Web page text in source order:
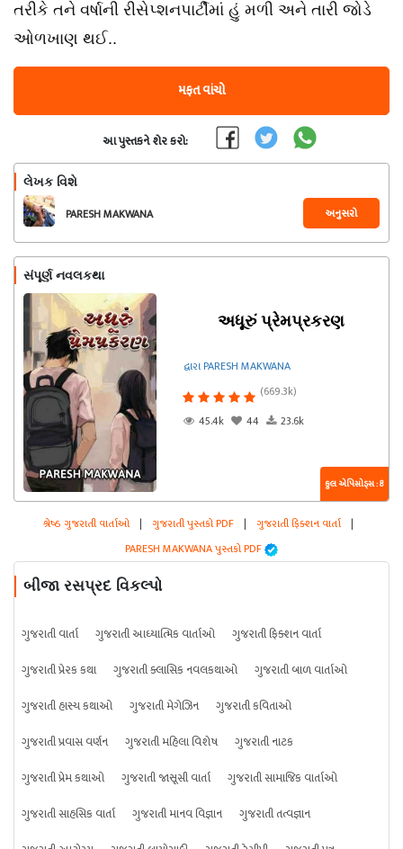
તરીકે તને વર્ષાની રીસેપ્શનપાર્ટીમાં હું મળી અને તારી જોડે
ઓળખાણ થઈ..
મફત વાંચો
આ પુસ્તકને શેર કરો:
લેખક વિશે
PARESH MAKWANA અનુસરો
સંપૂર્ણ નવલકથા
અધૂરું પ્રેમપ્રકરણ
દ્વારા PARESH MAKWANA
(669.3k)
45.4k
44 23.6k
કુલ એપિસોડ્સ : 8
શ્રેષ્ઠ ગુજરાતી વાર્તાઓ | ગુજરાતી પુસ્તકો PDF | ગુજરાતી ફિક્શન વાર્તા |
PARESH MAKWANA પુસ્તકો PDF
બીજા રસપ્રદ વિકલ્પો
ગુજરાતી વાર્તા ગુજરાતી આધ્યાત્મિક વાર્તાઓ
ગુજરાતી ફિક્શન વાર્તા
ગુજરાતી પ્રેરક કથા
ગુજરાતી ક્લાસિક નવલકથાઓ
ગુજરાતી બાળ વાર્તાઓ
ગુજરાતી હાસ્ય કથાઓ
ગુજરાતી મેગેઝિન
ગુજરાતી કવિતાઓ
ગુજરાતી પ્રવાસ વર્ણન
ગુજરાતી મહિલા વિશેષ
ગુજરાતી નાટક
ગુજરાતી પ્રેમ કથાઓ
ગુજરાતી જાસૂસી વાર્તા
ગુજરાતી સામાજિક વાર્તાઓ
ગુજરાતી સાહસિક વાર્તા
ગુજરાતી માનવ વિજ્ઞાન
ગુજરાતી તત્વજ્ઞાન